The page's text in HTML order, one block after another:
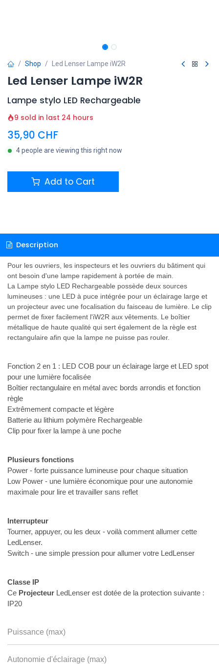
Shop Led Lenser Lampe iW2R
Led Lenser Lampe iW2R
Lampe stylo LED Rechargeable
9 sold in last 24 hours
35,90 CHF
4 people are viewing this right now
Add to Cart
Description
Pour les ouvriers, les inspecteurs et les ouvriers du bâtiment qui
ont besoin d'une lampe rapidement à portée de main.
La Lampe stylo LED Rechargeable possède deux sources
lumineuses : une LED à puce intégrée pour un éclairage large et
un projecteur avec une focalisation du faisceau de lumière. Le clip
permet de fixer facilement l'iW2R aux vêtements. Le boîtier
métallique de haute qualité qui sert également de la règle est
rectangulaire afin que la lampe ne puisse pas rouler.
Fonction 2 en 1 : LED COB pour un éclairage large et LED spot
pour une lumière focalisée
Boîtier rectangulaire en métal avec bords arrondis et fonction
règle
Extrêmement compacte et légère
Batterie au lithium polymère Rechargeable
Clip pour fixer la lampe à une poche
Plusieurs fonctions
Power - forte puissance lumineuse pour chaque situation
Low Power - une lumière économique pour une autonomie
maximale pour lire et travailler sans reflet
Interrupteur
Tourner, appuyer, ou les deux - voilà comment allumer cette
LedLenser.
Switch - une simple pression pour allumer votre LedLenser
Classe IP
Ce Projecteur LedLenser est dotée de la protection suivante :
IP20
Puissance (max)
Autonomie d'éclairage (max)